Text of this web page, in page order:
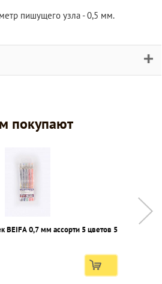
пишущего узла - 0,5 мм.
покупают
BEIFA 0,7 мм ассорти 5 цветов 5